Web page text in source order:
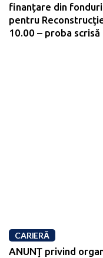
finanțare din
pentru
10.00 – proba scrisă
CARIERĂ
ANUNŢ privind